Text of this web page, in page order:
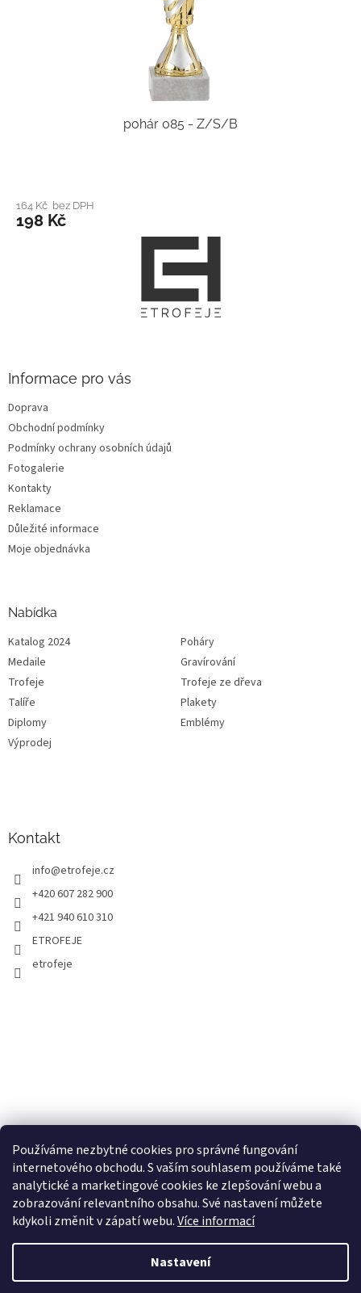
Používáme nezbytné cookies pro správné fungování
internetového obchodu. S vaším souhlasem používáme také
analytické a marketingové cookies ke zlepšování webu a
zobrazování relevantního obsahu. Své nastavení můžete
kdykoli změnit v zápatí webu.Více informací
Nastavení
pohár 085 - Z/S/B
164 Kč bez DPH
198 Kč
Informace pro vás
Doprava
Obchodní podmínky
Podmínky ochrany osobních údajů
Fotogalerie
Kontakty
Reklamace
Důležité informace
Moje objednávka
Nabídka
Katalog 2024
Poháry
Medaile
Gravírování
Trofeje
Trofeje ze dřeva
Talíře
Plakety
Diplomy
Emblémy
Výprodej
Kontakt
info@etrofeje.cz
+420 607 282 900
+421 940 610 310
ETROFEJE
etrofeje